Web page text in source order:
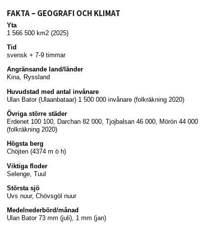
FAKTA – GEOGRAFI OCH KLIMAT
Yta
1 566 500 km2 (2025)
Tid
svensk + 7-9 timmar
Angränsande land/länder
Kina, Ryssland
Huvudstad med antal invånare
Ulan Bator (Ulaanbataar) 1 500 000 invånare (folkräkning 2020)
Övriga större städer
Erdenet 100 100, Darchan 82 000, Tjojbalsan 46 000, Mörön 44 000
(folkräkning 2020)
Högsta berg
Chöjten (4374 m ö h)
Viktiga floder
Selenge, Tuul
Största sjö
Uvs nuur, Chövsgöl nuur
Medelnederbörd/månad
Ulan Bator 73 mm (juli), 1 mm (jan)